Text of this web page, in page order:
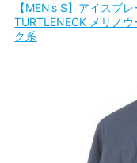
【MEN’s S】アイスブ
TURTLENECK メリノ
ク系